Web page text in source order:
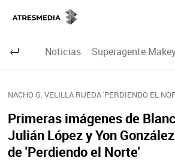
Noticias Superagente
NACHO G. VELILLA RUEDA 'PERDIENDO EL
Primeras imágenes de
Julián López y Yon
de 'Perdiendo el Norte'